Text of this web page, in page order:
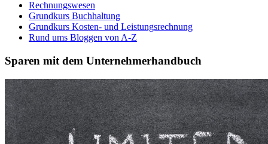
Rechnungswesen
Grundkurs Buchhaltung
Grundkurs Kosten- und Leistungsrechnung
Rund ums Bloggen von A-Z
Sparen mit dem Unternehmerhandbuch